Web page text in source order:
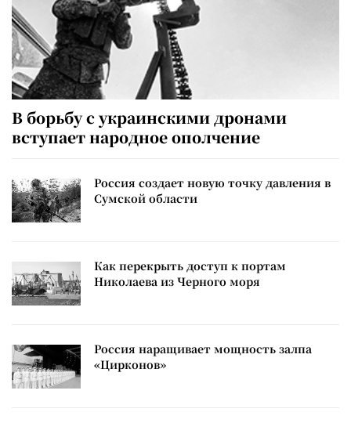
В борьбу с украинскими дронами
вступает народное ополчение
Россия создает новую точку давления в
Сумской области
Как перекрыть доступ к портам
Николаева из Черного моря
Россия наращивает мощность залпа
«Цирконов»